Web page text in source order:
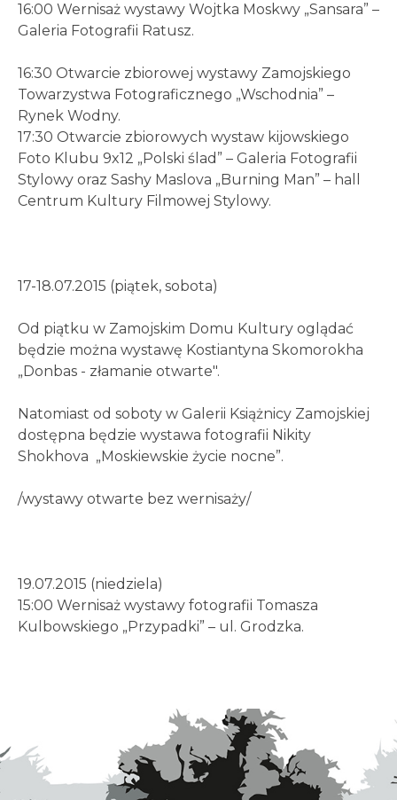
16:00 Wernisaż wystawy Wojtka Moskwy „Sansara” –
Galeria Fotografii Ratusz.
16:30 Otwarcie zbiorowej wystawy Zamojskiego
Towarzystwa Fotograficznego „Wschodnia” –
Rynek Wodny.
17:30 Otwarcie zbiorowych wystaw kijowskiego
Foto Klubu 9x12 „Polski ślad” – Galeria Fotografii
Stylowy oraz Sashy Maslova „Burning Man” – hall
Centrum Kultury Filmowej Stylowy.
17-18.07.2015 (piątek, sobota)
Od piątku w Zamojskim Domu Kultury oglądać
będzie można wystawę Kostiantyna Skomorokha
„Donbas - złamanie otwarte".
Natomiast od soboty w Galerii Książnicy Zamojskiej
dostępna będzie wystawa fotografii Nikity
Shokhova „Moskiewskie życie nocne”.
/wystawy otwarte bez wernisaży/
19.07.2015 (niedziela)
15:00 Wernisaż wystawy fotografii Tomasza
Kulbowskiego „Przypadki” – ul. Grodzka.